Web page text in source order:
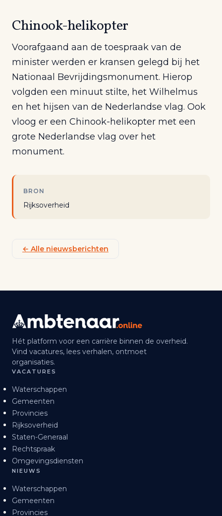
Chinook-helikopter
Voorafgaand aan de toespraak van de
minister werden er kransen gelegd bij het
Nationaal Bevrijdingsmonument. Hierop
volgden een minuut stilte, het Wilhelmus
en het hijsen van de Nederlandse vlag. Ook
vloog er een Chinook-helikopter met een
grote Nederlandse vlag over het
monument.
BRON
Rijksoverheid
← Alle nieuwsberichten
Hét platform voor een carrière binnen de overheid.
Vind vacatures, lees verhalen, ontmoet
organisaties.
VACATURES
Waterschappen
Gemeenten
Provincies
Rijksoverheid
Staten-Generaal
Rechtspraak
Omgevingsdiensten
NIEUWS
Waterschappen
Gemeenten
Provincies